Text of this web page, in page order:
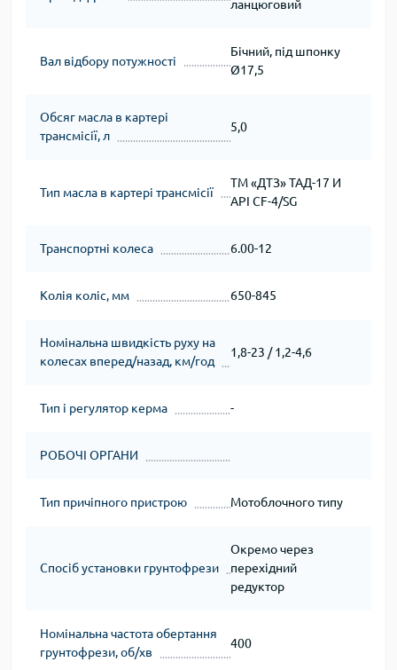
ланцюговий
Вал відбору потужності
Бічний, під шпонку
Ø17,5
Обсяг масла в картері
трансмісії, л
5,0
Тип масла в картері трансмісії
ТМ «ДТЗ» ТАД-17 И
API CF-4/SG
Транспортні колеса 6.00-12
Колія коліс, мм 650-845
Номінальна швидкість руху на
колесах вперед/назад, км/год
1,8-23 / 1,2-4,6
Тип і регулятор керма -
РОБОЧІ ОРГАНИ
Тип причіпного пристрою Мотоблочного типу
Спосіб установки грунтофрези
Окремо через
перехідний
редуктор
Номінальна частота обертання
грунтофрези, об/хв
400